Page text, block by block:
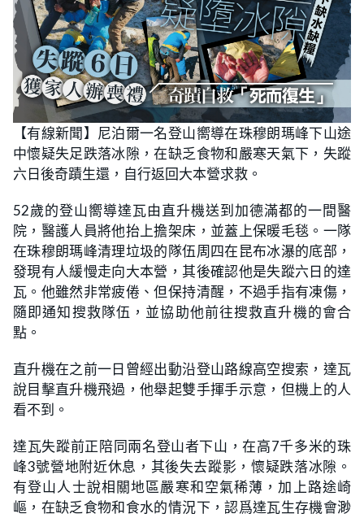
【有線新聞】尼泊爾一名登山嚮導在珠穆朗瑪峰下山途
中懷疑失足跌落冰隙，在缺乏食物和嚴寒天氣下，失蹤
六日後奇蹟生還，自行返回大本營求救。
52歲的登山嚮導達瓦由直升機送到加德滿都的一間醫
院，醫護人員將他抬上擔架床，並蓋上保暖毛毯。一隊
在珠穆朗瑪峰清理垃圾的隊伍周四在昆布冰瀑的底部，
發現有人緩慢走向大本營，其後確認他是失蹤六日的達
瓦。他雖然非常疲倦、但保持清醒，不過手指有凍傷，
隨即通知搜救隊伍，並協助他前往搜救直升機的會合
點。
直升機在之前一日曾經出動沿登山路線高空搜索，達瓦
說目擊直升機飛過，他舉起雙手揮手示意，但機上的人
看不到。
達瓦失蹤前正陪同兩名登山者下山，在高7千多米的珠
峰3號營地附近休息，其後失去蹤影，懷疑跌落冰隙。
有登山人士說相關地區嚴寒和空氣稀薄，加上路途崎
嶇，在缺乏食物和食水的情況下，認爲達瓦生存機會渺